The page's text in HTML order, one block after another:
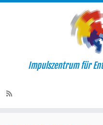
Impulszentrum für